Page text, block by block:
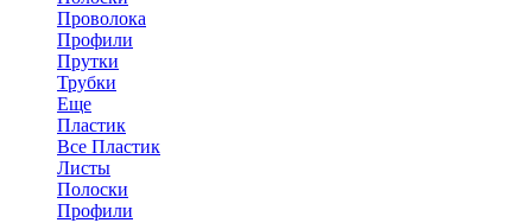
Проволока
Профили
Прутки
Трубки
Еще
Пластик
Все Пластик
Листы
Полоски
Профили